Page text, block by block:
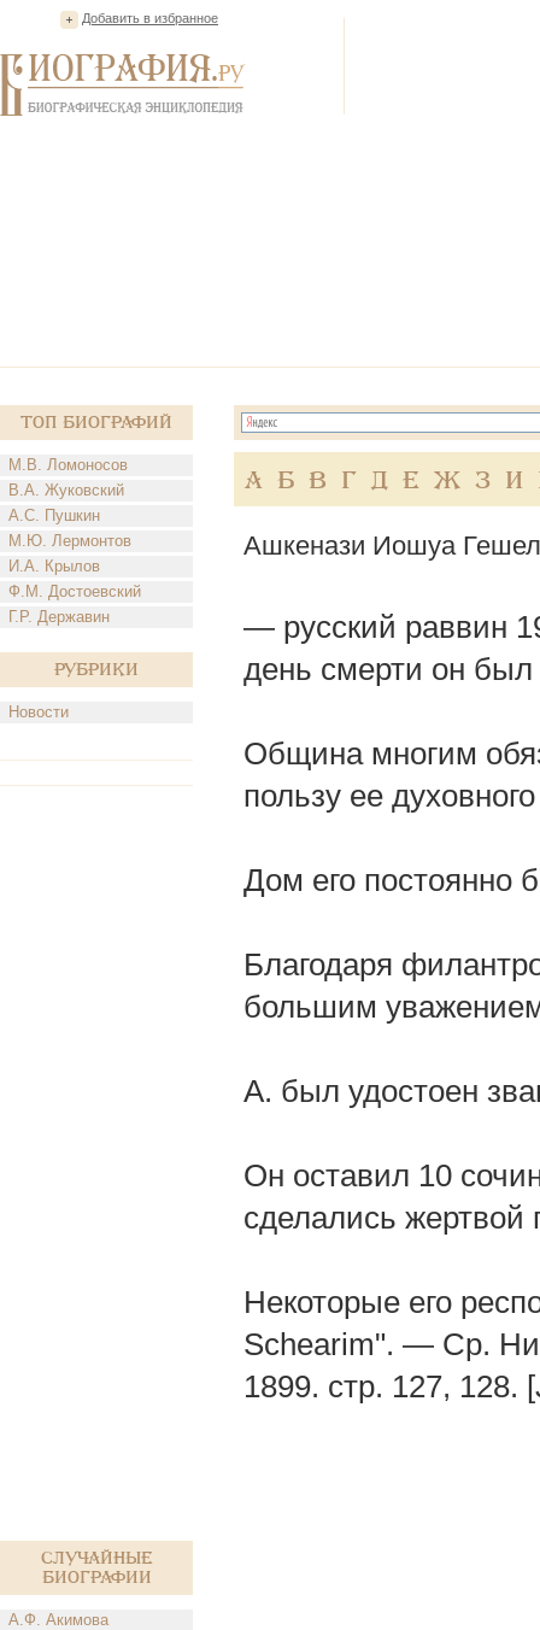
Добавить в избранное
Топ Биографий
М.В. Ломоносов
В.А. Жуковский
А.С. Пушкин
М.Ю. Лермонтов
И.А. Крылов
Ф.М. Достоевский
Г.Р. Державин
Рубрики
Новости
Случайные
биографии
А.Ф. Акимова
А Б В Г Д Е Ж З И
Ашкенази Иошуа
— русский раввин
день смерти он
Община многим
пользу ее
Дом его постоянно
Благодаря
большим
А. был удостоен
Он оставил 10
сделались жертвой
Некоторые его
Schearim". — Cp.
1899. стр. 127, 128.